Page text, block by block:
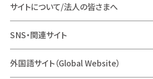
サイトについて/法人の皆さまへ
SNS・関連サイト
外国語サイト（Global Website）